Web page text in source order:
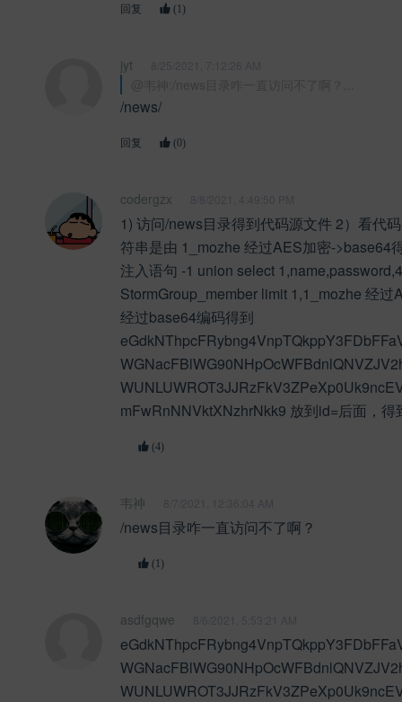
回复 (1)
jyt
/news/
回复 (0)
codergzx
1) 访问/news目录得到代码源文件 2）看代
符串是由 1_mozhe 经过AES加密->base64
注入语句 -1 union select
StormGroup_member limit 1,1_mozhe 经过
经过base64编码得到
mFwRnNNVktXNzhrNkk9 放到id=后面，得
(4)
韦神
/news目录咋一直访问不了啊？
(1)
asdfgqwe